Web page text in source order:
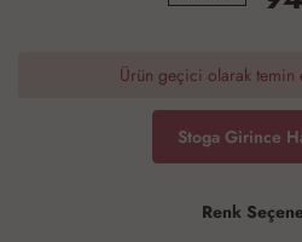
Ürün geçici olarak temin
Stoga Girince
Renk